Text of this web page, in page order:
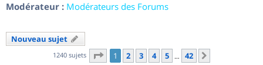
Modérateur : Modérateurs des Forums
Nouveau sujet
1240 sujets Page 1sur
1 2 3 4 5 … 42